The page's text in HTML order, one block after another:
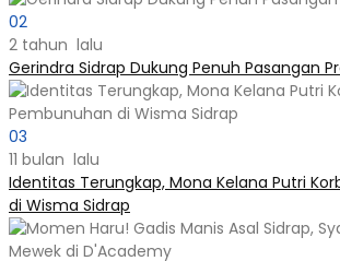
02
2 tahun lalu
Gerindra Sidrap Dukung Penuh Pasangan
03
11 bulan lalu
Identitas Terungkap, Mona Kelana Putri
di Wisma Sidrap